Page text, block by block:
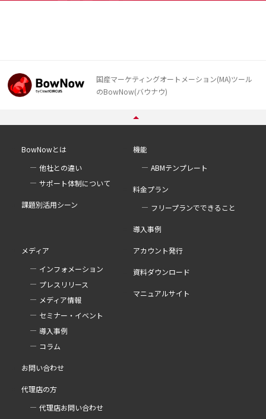
国産マーケティングオートメーション(MA)ツール
のBowNow(バウナウ)
BowNowとは
他社との違い
サポート体制について
課題別活用シーン
機能
ABMテンプレート
料金プラン
フリープランでできること
導入事例
メディア
インフォメーション
プレスリリース
メディア情報
セミナー・イベント
導入事例
コラム
アカウント発行
資料ダウンロード
マニュアルサイト
お問い合わせ
代理店の方
代理店お問い合わせ